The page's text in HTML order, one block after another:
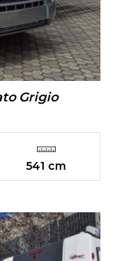
Grigio
541 cm